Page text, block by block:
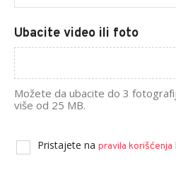
Ubacite video ili foto
Možete da ubacite do 3
više od 25 MB.
Pristajete na pravila korišćenja